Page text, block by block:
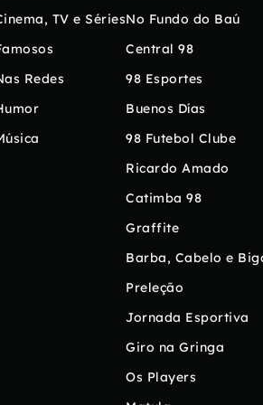
TV e Séries
Redes
No Fundo do Baú
Central 98
98 Esportes
Buenos Días
98 Futebol Clube
Ricardo Amado
Catimba 98
Graffite
Barba, Cabelo e
Preleção
Jornada Esportiva
Giro na Gringa
Os Players